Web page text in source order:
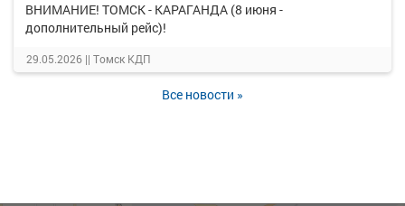
ВНИМАНИЕ! ТОМСК - КАРАГАНДА (8 июня -
дополнительный рейс)!
29.05.2026 || Томск КДП
Все новости »